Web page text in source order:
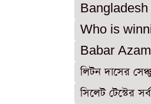
Who is
Babar
লিটন দাসের
সিলেট টেস্টের